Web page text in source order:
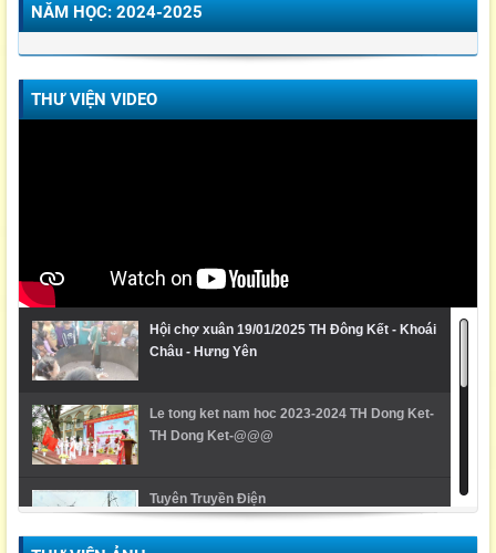
NĂM HỌC: 2024-2025
THƯ VIỆN VIDEO
Hội chợ xuân 19/01/2025 TH Đông Kết - Khoái
Châu - Hưng Yên
Le tong ket nam hoc 2023-2024 TH Dong Ket-
TH Dong Ket-@@@
Tuyên Truyền Điện